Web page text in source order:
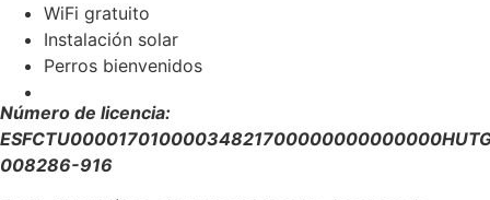
WiFi gratuito
Instalación solar
Perros bienvenidos
Número de licencia:
008286-916